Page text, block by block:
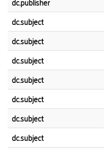
dc.subject
dc.subject
dc.subject
dc.subject
dc.subject
dc.subject
dc.subject